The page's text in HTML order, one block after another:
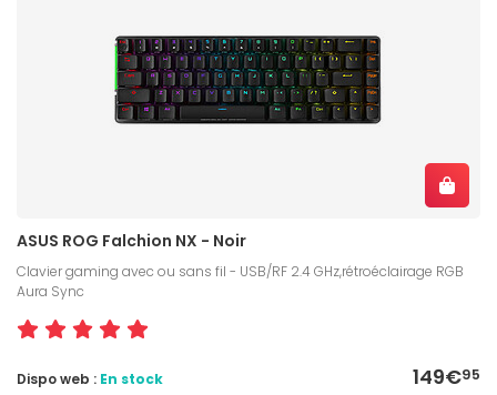
ASUS ROG Falchion NX - Noir
Clavier gaming avec ou sans fil - USB/RF 2.4 GHz,rétroéclairage RGB
Aura Sync
149€95
Dispo web : En stock